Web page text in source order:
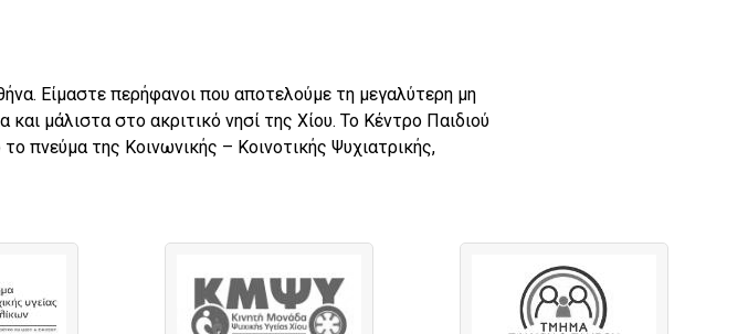
Είμαστε περήφανοι που αποτελούμε τη μεγαλύτερη μη
μάλιστα στο ακριτικό νησί της Χίου. Το Κέντρο Παιδιού
πνεύμα της Κοινωνικής – Κοινοτικής Ψυχιατρικής,